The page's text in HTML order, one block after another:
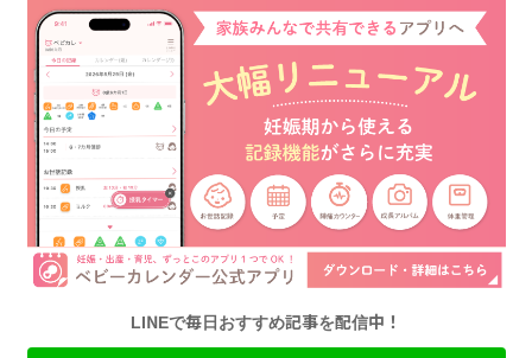
LINEで毎日おすすめ記事を配信中！